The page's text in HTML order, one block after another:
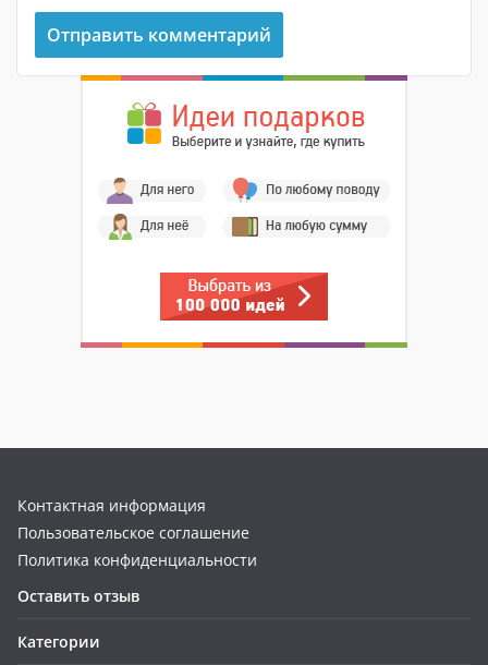
Контактная информация
Пользовательское соглашение
Политика конфиденциальности
Оставить отзыв
Категории